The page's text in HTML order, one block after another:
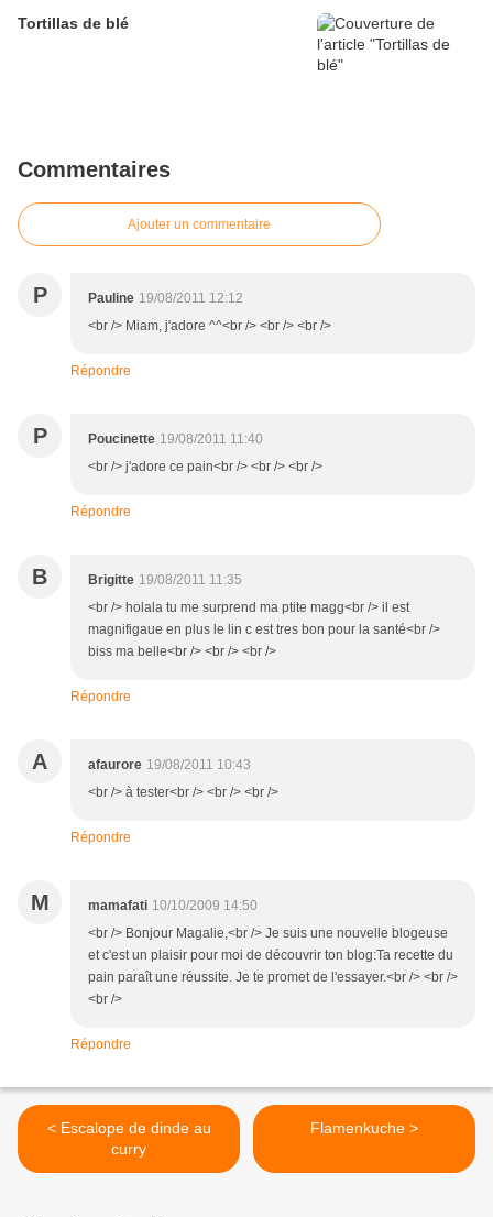
Tortillas de blé
Commentaires
Ajouter un commentaire
P Pauline 19/08/2011 12:12
<br /> Miam, j'adore ^^<br /> <br /> <br />
Répondre
P Poucinette 19/08/2011 11:40
<br /> j'adore ce pain<br /> <br /> <br />
Répondre
B Brigitte 19/08/2011 11:35
<br /> holala tu me surprend ma ptite magg<br /> il est
magnifigaue en plus le lin c est tres bon pour la santé<br />
biss ma belle<br /> <br /> <br />
Répondre
A afaurore 19/08/2011 10:43
<br /> à tester<br /> <br /> <br />
Répondre
M mamafati 10/10/2009 14:50
<br /> Bonjour Magalie,<br /> Je suis une nouvelle blogeuse
et c'est un plaisir pour moi de découvrir ton blog:Ta recette du
pain paraît une réussite. Je te promet de l'essayer.<br /> <br />
<br />
Répondre
< Escalope de dinde au
curry
Flamenkuche >